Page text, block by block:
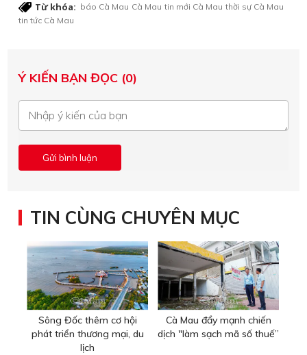
Từ khóa: báo Cà Mau Cà Mau tin mới Cà Mau thời sự Cà Mau
tin tức Cà Mau
Ý KIẾN BẠN ĐỌC (0)
TIN CÙNG CHUYÊN MỤC
Sông Đốc thêm cơ hội
phát triển thương mại, du
lịch
Cà Mau đẩy mạnh chiến
dịch "làm sạch mã số thuế”